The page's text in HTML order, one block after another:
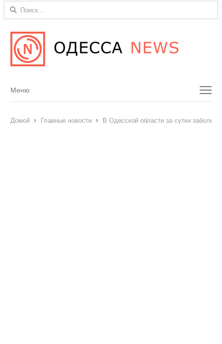
Найти:
Menu
Меню
Домой Главные новости В Одесской области за сутки